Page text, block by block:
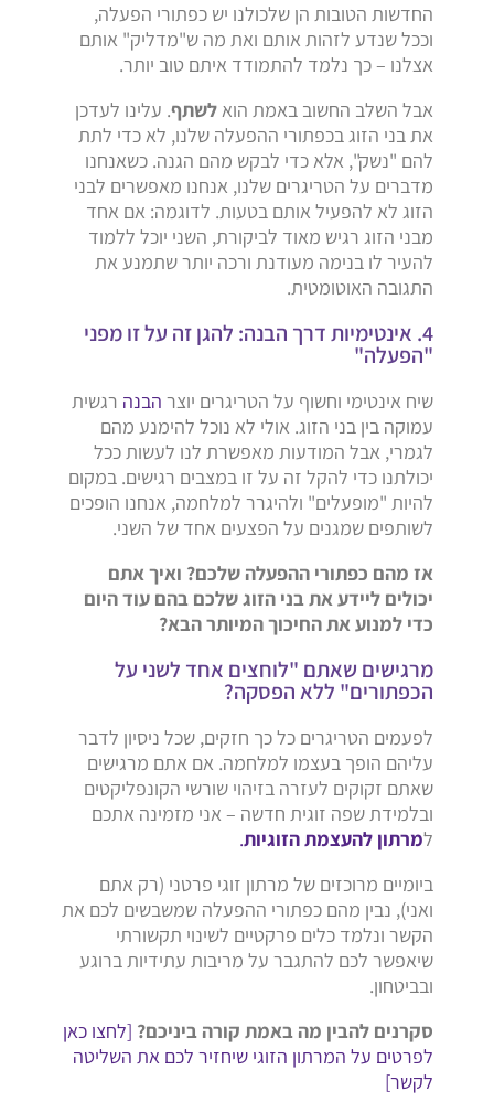
החדשות הטובות הן שלכולנו יש כפתורי הפעלה,
וככל שנדע לזהות אותם ואת מה ש"מדליק" אותם
אצלנו – כך נלמד להתמודד איתם טוב יותר.
אבל השלב החשוב באמת הואלשתף. עלינו לעדכן
את בני הזוג בכפתורי ההפעלה שלנו, לא כדי לתת
להם "נשק", אלא כדי לבקש מהם הגנה. כשאנחנו
מדברים על הטריגרים שלנו, אנחנו מאפשרים לבני
הזוג לא להפעיל אותם בטעות. לדוגמה: אם אחד
מבני הזוג רגיש מאוד לביקורת, השני יוכל ללמוד
להעיר לו בנימה מעודנת ורכה יותר שתמנע את
התגובה האוטומטית.
4. אינטימיות דרך הבנה: להגן זה על זו מפני
"הפעלה"
שיח אינטימי וחשוף על הטריגרים יוצר הבנה רגשית
עמוקה בין בני הזוג. אולי לא נוכל להימנע מהם
לגמרי, אבל המודעות מאפשרת לנו לעשות ככל
יכולתנו כדי להקל זה על זו במצבים רגישים. במקום
להיות "מופעלים" ולהיגרר למלחמה, אנחנו הופכים
לשותפים שמגנים על הפצעים אחד של השני.
אז מהם כפתורי ההפעלה שלכם? ואיך אתם
יכולים ליידע את בני הזוג שלכם בהם עוד היום
כדי למנוע את החיכוך המיותר הבא?
מרגישים שאתם "לוחצים אחד לשני על
הכפתורים" ללא הפסקה?
לפעמים הטריגרים כל כך חזקים, שכל ניסיון לדבר
עליהם הופך בעצמו למלחמה. אם אתם מרגישים
שאתם זקוקים לעזרה בזיהוי שורשי הקונפליקטים
ובלמידת שפה זוגית חדשה – אני מזמינה אתכם
למרתון להעצמת הזוגיות.
ביומיים מרוכזים של מרתון זוגי פרטני (רק אתם
ואני), נבין מהם כפתורי ההפעלה שמשבשים לכם את
הקשר ונלמד כלים פרקטיים לשינוי תקשורתי
שיאפשר לכם להתגבר על מריבות עתידיות ברוגע
ובביטחון.
סקרנים להבין מה באמת קורה ביניכם? [לחצו כאן
לפרטים על המרתון הזוגי שיחזיר לכם את השליטה
לקשר]